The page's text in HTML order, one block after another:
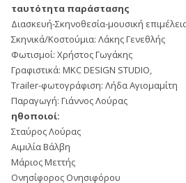
ταυτότητα παράστασης
Διασκευή-Σκηνοθεσία-μουσική
Σκηνικά/Κοστούμια: Λάκης Γενεθλής
Φωτισμοί: Xρήστος Γωγάκης
Γραφιστικά: MKC DESIGN STUDIO,
Trailer-φωτογράφιση: Λήδα Αγιομαμίτη
Παραγωγή: Γιάννος Λούρας
ηθοποιοί:
Σταύρος Λούρας
Αιμιλία Βάλβη
Μάριος Μεττής
Ονησίφορος Ονησιφόρου